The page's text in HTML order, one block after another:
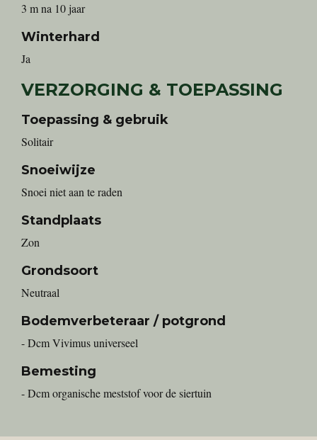
3 m na 10 jaar
Winterhard
Ja
VERZORGING & TOEPASSING
Toepassing & gebruik
Solitair
Snoeiwijze
Snoei niet aan te raden
Standplaats
Zon
Grondsoort
Neutraal
Bodemverbeteraar / potgrond
- Dcm Vivimus universeel
Bemesting
- Dcm organische meststof voor de siertuin